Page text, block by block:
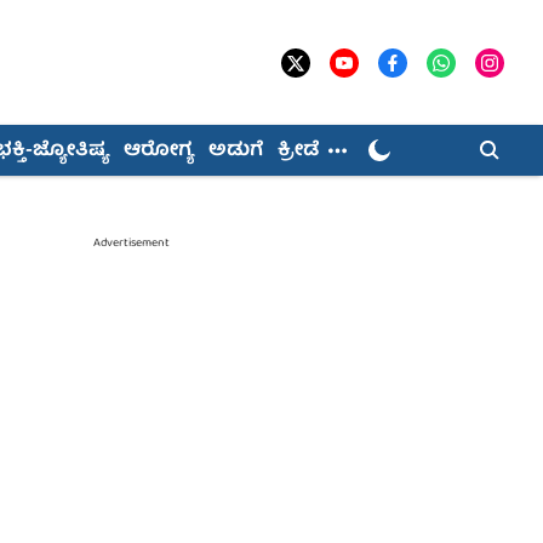
ಜ್ಯೋತಿಷ್ಯ ಆರೋಗ್ಯ ಅಡುಗೆ ಕ್ರೀಡೆ
Advertisement